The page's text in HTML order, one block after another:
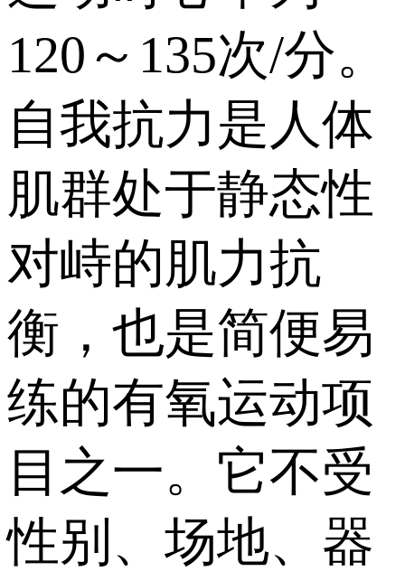
120～135次/分。
自我抗力是人体
肌群处于静态性
对峙的肌力抗
衡，也是简便易
练的有氧运动项
目之一。它不受
性别、场地、器